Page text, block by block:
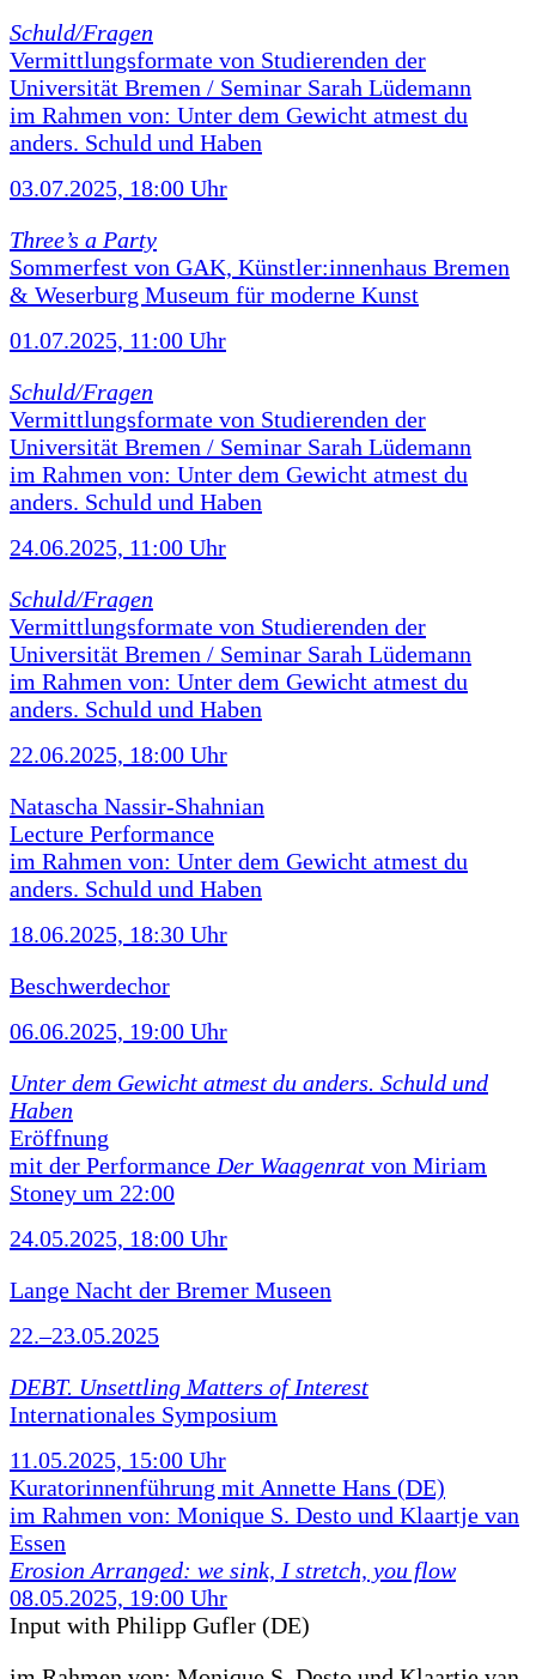
Schuld/Fragen
Vermittlungsformate von Studierenden der
Universität Bremen / Seminar Sarah Lüdemann
im Rahmen von: Unter dem Gewicht atmest du
anders. Schuld und Haben
03.07.2025, 18:00 Uhr
Three’s a Party
Sommerfest von GAK, Künstler:innenhaus Bremen
& Weserburg Museum für moderne Kunst
01.07.2025, 11:00 Uhr
Schuld/Fragen
Vermittlungsformate von Studierenden der
Universität Bremen / Seminar Sarah Lüdemann
im Rahmen von: Unter dem Gewicht atmest du
anders. Schuld und Haben
24.06.2025, 11:00 Uhr
Schuld/Fragen
Vermittlungsformate von Studierenden der
Universität Bremen / Seminar Sarah Lüdemann
im Rahmen von: Unter dem Gewicht atmest du
anders. Schuld und Haben
22.06.2025, 18:00 Uhr
Natascha Nassir-Shahnian
Lecture Performance
im Rahmen von: Unter dem Gewicht atmest du
anders. Schuld und Haben
18.06.2025, 18:30 Uhr
Beschwerdechor
06.06.2025, 19:00 Uhr
Unter dem Gewicht atmest du anders. Schuld und
Haben
Eröffnung
mit der Performance Der Waagenrat von Miriam
Stoney um 22:00
24.05.2025, 18:00 Uhr
Lange Nacht der Bremer Museen
22.–23.05.2025
DEBT. Unsettling Matters of Interest
Internationales Symposium
11.05.2025, 15:00 Uhr
Kuratorinnenführung mit Annette Hans (DE)
im Rahmen von: Monique S. Desto und Klaartje van
Essen
Erosion Arranged: we sink, I stretch, you flow
08.05.2025, 19:00 Uhr
Input with Philipp Gufler (DE)